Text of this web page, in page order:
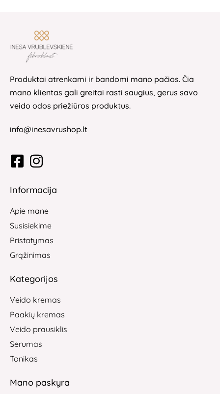
Produktai atrenkami ir bandomi mano pačios. Čia
mano klientas gali greitai rasti saugius, gerus savo
veido odos priežiūros produktus.
info@inesavrushop.lt
Informacija
Apie mane
Susisiekime
Pristatymas
Grąžinimas
Kategorijos
Veido kremas
Paakių kremas
Veido prausiklis
Serumas
Tonikas
Mano paskyra